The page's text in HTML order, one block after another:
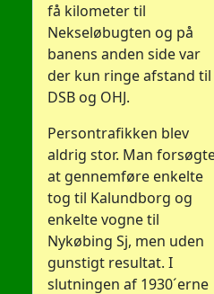
få kilometer til
Nekseløbugten og på
banens anden side var
der kun ringe afstand til
DSB og OHJ.
Persontrafikken blev
aldrig stor. Man
at gennemføre enkelte
tog til Kalundborg og
enkelte vogne til
Nykøbing Sj, men uden
gunstigt resultat. I
slutningen af 1930´erne